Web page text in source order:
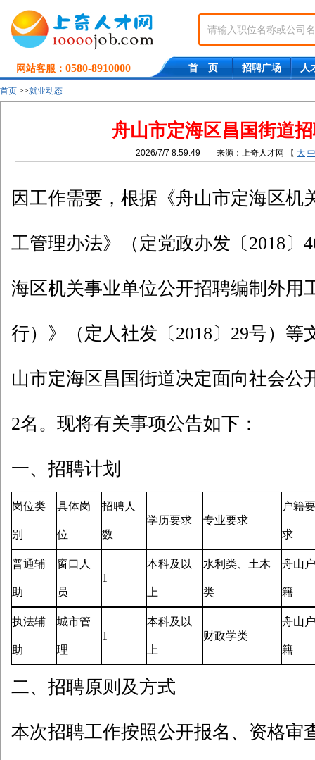
网站客服：0580-8910000 首 页 招聘广场 人
首页 >>就业动态
舟山市定海区昌国街道
2026/7/7 8:59:49 来源：上奇人才网 【 大 中
因工作需要，根据《舟山市定海区机
工管理办法》（定党政办发〔2018〕
海区机关事业单位公开招聘编制外用
行）》（定人社发〔2018〕29号）等
山市定海区昌国街道决定面向社会公
2名。现将有关事项公告如下：
一、招聘计划
岗位类
别
具体岗
位
招聘人
数
学历要求 专业要求
户籍要
求
普通辅
助
窗口人
员
1
本科及以
上
水利类、土木
类
舟山户
籍
执法辅
助
城市管
理
1
本科及以
上
财政学类
舟山户
籍
二、招聘原则及方式
本次招聘工作按照公开报名、资格审